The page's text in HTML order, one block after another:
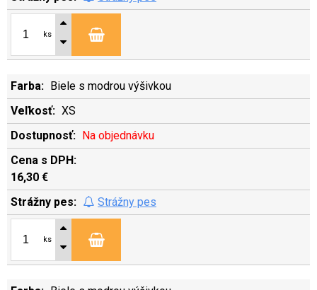
ks
Biele s modrou výšivkou
XS
Na objednávku
16,30 €
Strážny pes
ks